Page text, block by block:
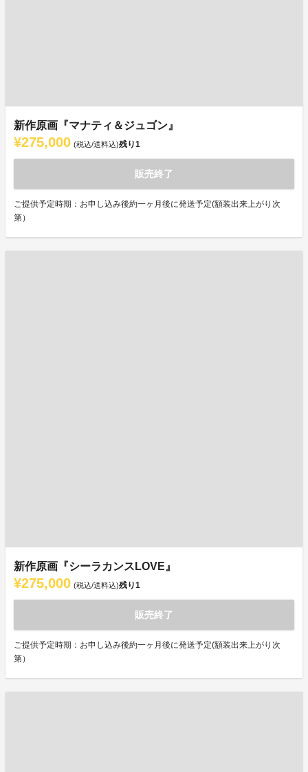
新作原画『マナティ＆ジュゴン』
¥275,000 (税込/送料込)残り1
販売終了
ご提供予定時期：お申し込み後約一ヶ月後に発送予定(額装出来上がり次
第）
新作原画『シーラカンスLOVE』
¥275,000 (税込/送料込)残り1
販売終了
ご提供予定時期：お申し込み後約一ヶ月後に発送予定(額装出来上がり次
第）